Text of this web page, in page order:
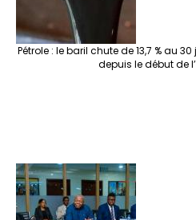
Pétrole : le baril chute de 13,7 % au
depuis le début de